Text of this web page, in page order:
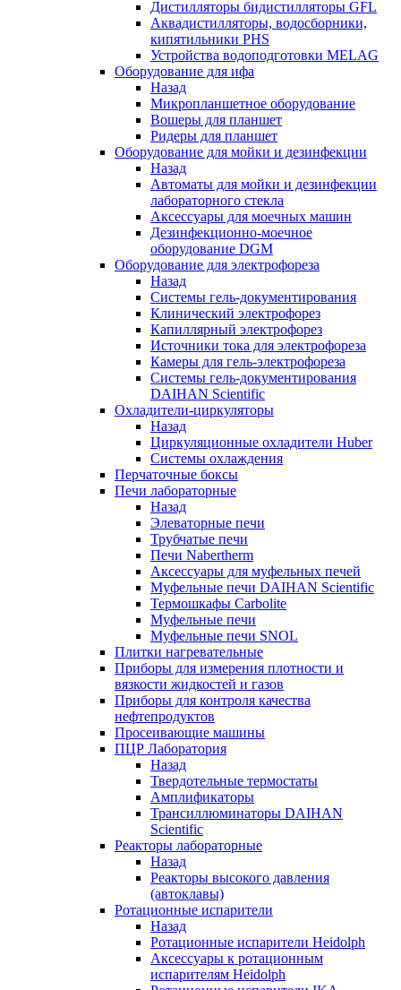
Дистилляторы бидистилляторы GFL
Аквадистилляторы, водосборники,
кипятильники PHS
Устройства водоподготовки MELAG
Оборудование для ифа
Назад
Микропланшетное оборудование
Вошеры для планшет
Ридеры для планшет
Оборудование для мойки и дезинфекции
Назад
Автоматы для мойки и дезинфекции
лабораторного стекла
Аксессуары для моечных машин
Дезинфекционно-моечное
оборудование DGM
Оборудование для электрофореза
Назад
Системы гель-документирования
Клинический электрофорез
Капиллярный электрофорез
Источники тока для электрофореза
Камеры для гель-электрофореза
Системы гель-документирования
DAIHAN Scientific
Охладители-циркуляторы
Назад
Циркуляционные охладители Huber
Системы охлаждения
Перчаточные боксы
Печи лабораторные
Назад
Элеваторные печи
Трубчатые печи
Печи Nabertherm
Аксессуары для муфельных печей
Муфельные печи DAIHAN Scientific
Термошкафы Carbolite
Муфельные печи
Муфельные печи SNOL
Плитки нагревательные
Приборы для измерения плотности и
вязкости жидкостей и газов
Приборы для контроля качества
нефтепродуктов
Просеивающие машины
ПЦР Лаборатория
Назад
Твердотельные термостаты
Амплификаторы
Трансиллюминаторы DAIHAN
Scientific
Реакторы лабораторные
Назад
Реакторы высокого давления
(автоклавы)
Ротационные испарители
Назад
Ротационные испарители Heidolph
Аксессуары к ротационным
испарителям Heidolph